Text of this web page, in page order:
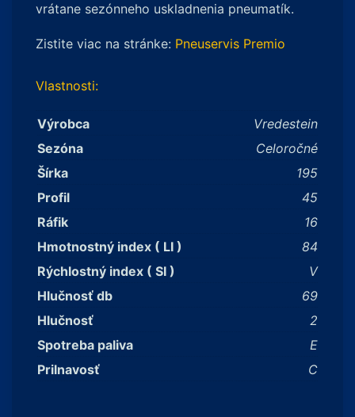
vrátane sezónneho uskladnenia pneumatík.
Zistite viac na stránke: Pneuservis Premio
Vlastnosti:
Výrobca
Vredestein
Sezóna
Celoročné
Šírka
195
Profil
45
Ráfik
16
Hmotnostný index ( LI )
84
Rýchlostný index ( SI )
V
Hlučnosť db
69
Hlučnosť
2
Spotreba paliva
E
Prilnavosť
C